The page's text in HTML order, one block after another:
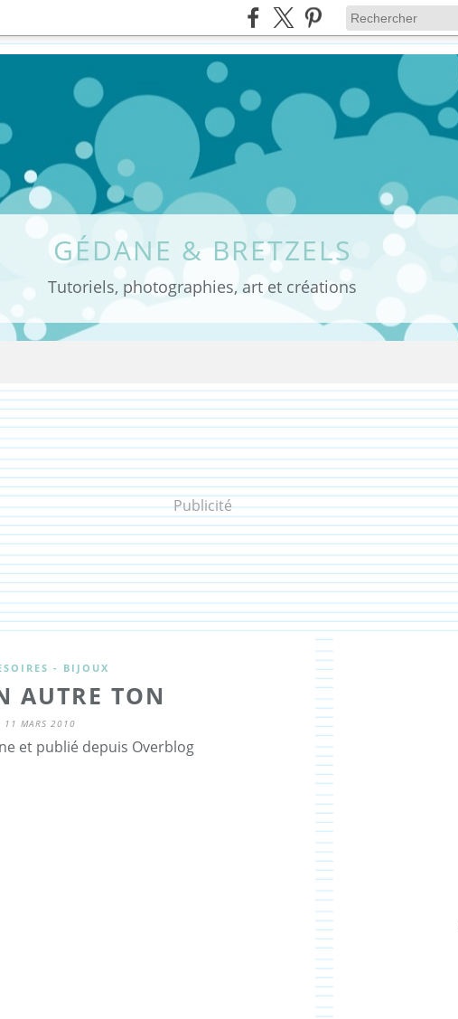
GÉDANE & BRETZELS
Tutoriels, photographies, art et créations
Publicité
- BIJOUX
AUTRE TON
11 MARS 2010
et publié depuis Overblog